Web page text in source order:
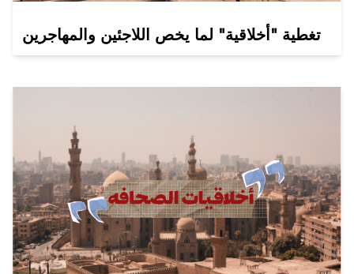
تغطية "أخلاقية" لما يخص اللاجئين والمهاجرين